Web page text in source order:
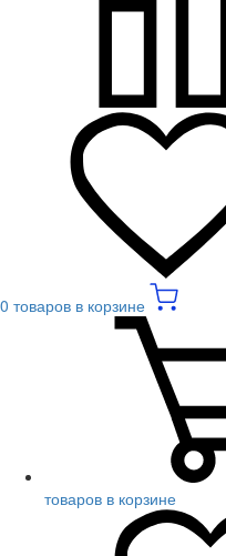
0 товаров в корзине
товаров в корзине